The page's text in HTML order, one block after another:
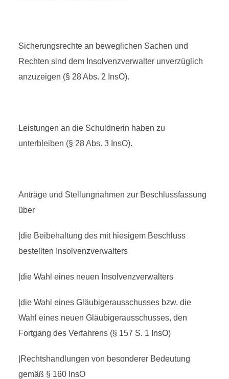
Sicherungsrechte an beweglichen Sachen und
Rechten sind dem Insolvenzverwalter unverzüglich
anzuzeigen (§ 28 Abs. 2 InsO).
Leistungen an die Schuldnerin haben zu
unterbleiben (§ 28 Abs. 3 InsO).
Anträge und Stellungnahmen zur Beschlussfassung
über
|die Beibehaltung des mit hiesigem Beschluss
bestellten Insolvenzverwalters
|die Wahl eines neuen Insolvenzverwalters
|die Wahl eines Gläubigerausschusses bzw. die
Wahl eines neuen Gläubigerausschusses, den
Fortgang des Verfahrens (§ 157 S. 1 InsO)
|Rechtshandlungen von besonderer Bedeutung
gemäß § 160 InsO